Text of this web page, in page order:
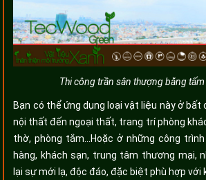
Thi công trần sân thượng bằng
Bạn có thể ứng dụng loại vật liệu này ở bất
nội thất đến ngoại thất, trang trí phòng
thờ, phòng tắm...Hoặc ở những công
hàng, khách sạn, trung tâm thương mại,
lại sự mới lạ, độc đáo, đặc biệt phù hợp với